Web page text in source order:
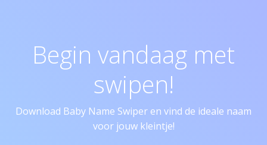
Begin vandaag met
swipen!
Download Baby Name Swiper en vind de ideale naam
voor jouw kleintje!